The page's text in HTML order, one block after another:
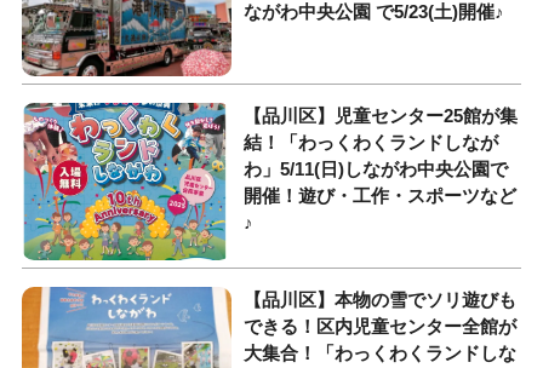
ながわ中央公園 で5/23(土)開催♪
【品川区】児童センター25館が集
結！「わっくわくランドしなが
わ」5/11(日)しながわ中央公園で
開催！遊び・工作・スポーツなど
♪
【品川区】本物の雪でソリ遊びも
できる！区内児童センター全館が
大集合！「わっくわくランドしな